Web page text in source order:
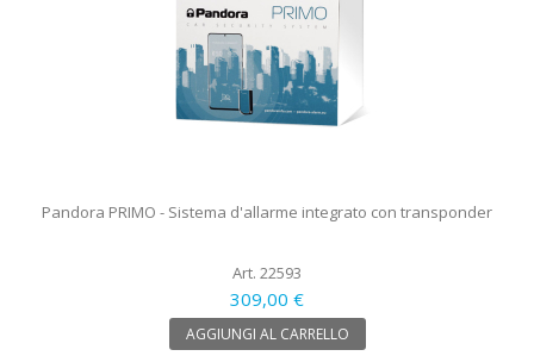
Pandora PRIMO - Sistema d'allarme integrato con transponder
Art. 22593
309,00 €
AGGIUNGI AL CARRELLO